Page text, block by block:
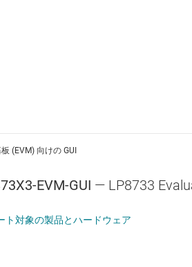
(EVM) 向けの GUI
EVM-GUI — LP8733
ト対象の製品とハードウェア